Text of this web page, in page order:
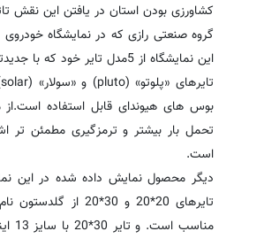
کشاورزی بودن استان در یافتن این نقش
گروه صنعتی رازی که در نمایشگاه
این نمایشگاه از 5مدل تایر خود که با جدیدترین تکنولوژی های روز دنیا تولید شده است رونمایی کرد.
بوس های هیوندای قابل استفاده
تحمل بار بیشتر و ترمزگیری مطمئن تر
است.
دیگر محصول نمایش داده شده در این